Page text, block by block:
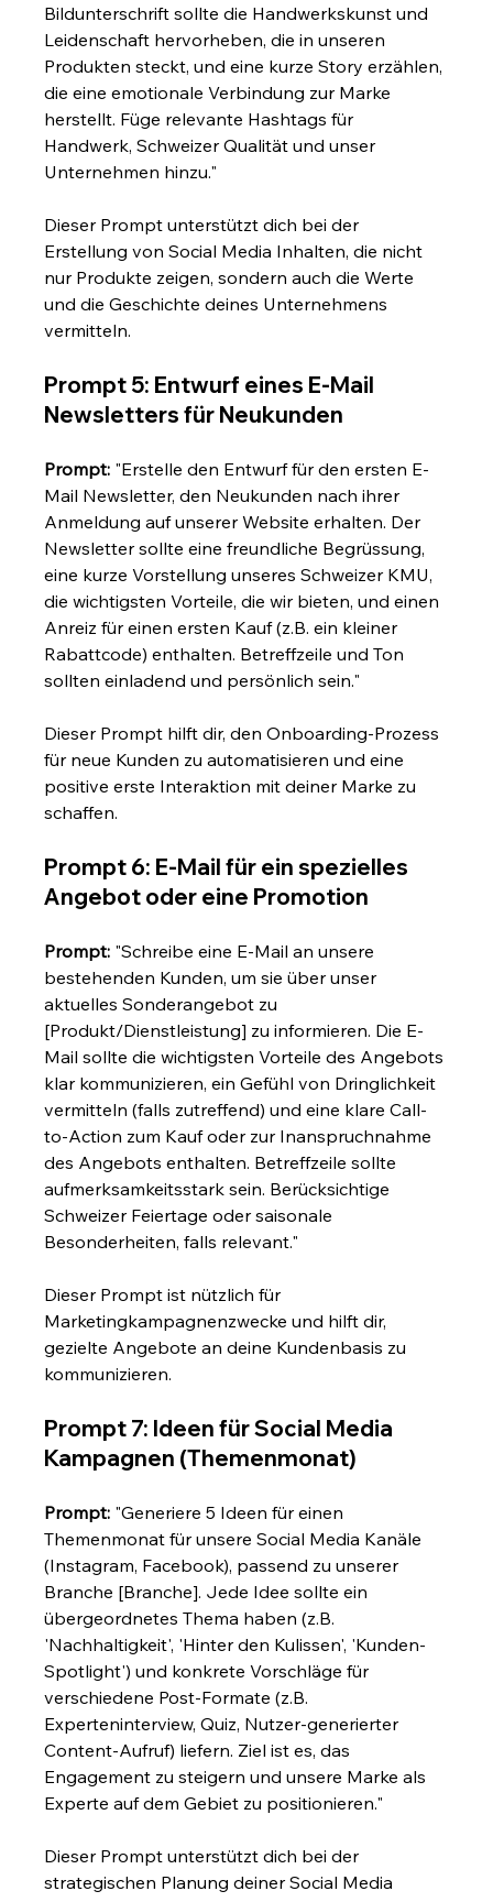
Bildunterschrift sollte die Handwerkskunst und
Leidenschaft hervorheben, die in unseren
Produkten steckt, und eine kurze Story erzählen,
die eine emotionale Verbindung zur Marke
herstellt. Füge relevante Hashtags für
Handwerk, Schweizer Qualität und unser
Unternehmen hinzu."
Dieser Prompt unterstützt dich bei der
Erstellung von Social Media Inhalten, die nicht
nur Produkte zeigen, sondern auch die Werte
und die Geschichte deines Unternehmens
vermitteln.
Prompt 5: Entwurf eines E-Mail
Newsletters für Neukunden
Prompt: "Erstelle den Entwurf für den ersten E-
Mail Newsletter, den Neukunden nach ihrer
Anmeldung auf unserer Website erhalten. Der
Newsletter sollte eine freundliche Begrüssung,
eine kurze Vorstellung unseres Schweizer KMU,
die wichtigsten Vorteile, die wir bieten, und einen
Anreiz für einen ersten Kauf (z.B. ein kleiner
Rabattcode) enthalten. Betreffzeile und Ton
sollten einladend und persönlich sein."
Dieser Prompt hilft dir, den Onboarding-Prozess
für neue Kunden zu automatisieren und eine
positive erste Interaktion mit deiner Marke zu
schaffen.
Prompt 6: E-Mail für ein spezielles
Angebot oder eine Promotion
Prompt: "Schreibe eine E-Mail an unsere
bestehenden Kunden, um sie über unser
aktuelles Sonderangebot zu
[Produkt/Dienstleistung] zu informieren. Die E-
Mail sollte die wichtigsten Vorteile des Angebots
klar kommunizieren, ein Gefühl von Dringlichkeit
vermitteln (falls zutreffend) und eine klare Call-
to-Action zum Kauf oder zur Inanspruchnahme
des Angebots enthalten. Betreffzeile sollte
aufmerksamkeitsstark sein. Berücksichtige
Schweizer Feiertage oder saisonale
Besonderheiten, falls relevant."
Dieser Prompt ist nützlich für
Marketingkampagnenzwecke und hilft dir,
gezielte Angebote an deine Kundenbasis zu
kommunizieren.
Prompt 7: Ideen für Social Media
Kampagnen (Themenmonat)
Prompt: "Generiere 5 Ideen für einen
Themenmonat für unsere Social Media Kanäle
(Instagram, Facebook), passend zu unserer
Branche [Branche]. Jede Idee sollte ein
übergeordnetes Thema haben (z.B.
'Nachhaltigkeit', 'Hinter den Kulissen', 'Kunden-
Spotlight') und konkrete Vorschläge für
verschiedene Post-Formate (z.B.
Experteninterview, Quiz, Nutzer-generierter
Content-Aufruf) liefern. Ziel ist es, das
Engagement zu steigern und unsere Marke als
Experte auf dem Gebiet zu positionieren."
Dieser Prompt unterstützt dich bei der
strategischen Planung deiner Social Media